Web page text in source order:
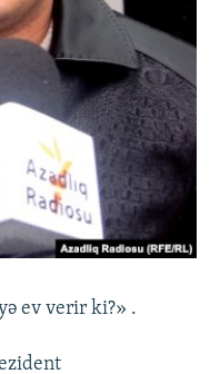
ev verir ki?» .